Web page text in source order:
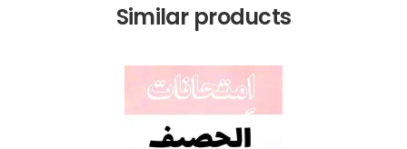
Similar products